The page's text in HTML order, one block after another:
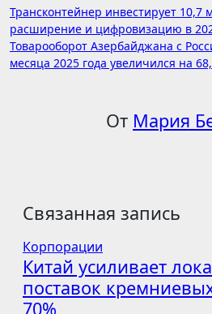
Навигация
по
записям
Трансконтейнер инвестирует 10,7
расширение и цифровизацию в
Товарооборот Азербайджана с
месяца 2025 года увеличился на
От Мария
Связанная запись
Корпорации
Китай усиливает
поставок
70%